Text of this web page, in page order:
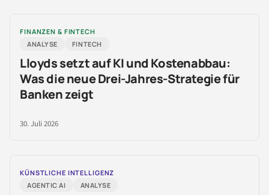
FINANZEN & FINTECH
ANALYSE
FINTECH
Lloyds setzt auf KI und Kostenabbau:
Was die neue Drei-Jahres-Strategie für
Banken zeigt
30. Juli 2026
KÜNSTLICHE INTELLIGENZ
AGENTIC AI
ANALYSE